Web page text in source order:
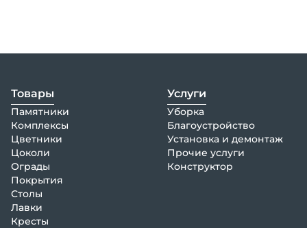
Товары
Памятники
Комплексы
Цветники
Цоколи
Ограды
Покрытия
Столы
Лавки
Кресты
Услуги
Уборка
Благоустройство
Установка и демонтаж
Прочие услуги
Конструктор